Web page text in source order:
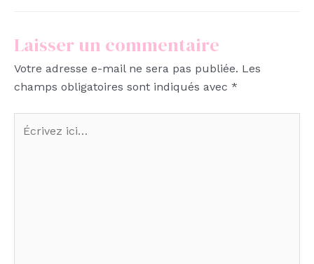
Laisser un commentaire
Votre adresse e-mail ne sera pas publiée. Les
champs obligatoires sont indiqués avec *